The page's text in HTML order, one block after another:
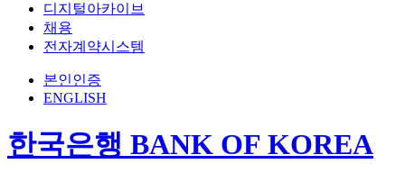
디지털아카이브
채용
전자계약시스템
본인인증
ENGLISH
한국은행 BANK OF KOREA